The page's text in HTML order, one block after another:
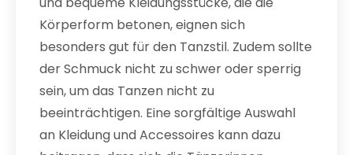
Körperform betonen, eignen sich
besonders gut für den Tanzstil. Zudem sollte
der Schmuck nicht zu schwer oder sperrig
sein, um das Tanzen nicht zu
beeinträchtigen. Eine sorgfältige Auswahl
an Kleidung und Accessoires kann dazu